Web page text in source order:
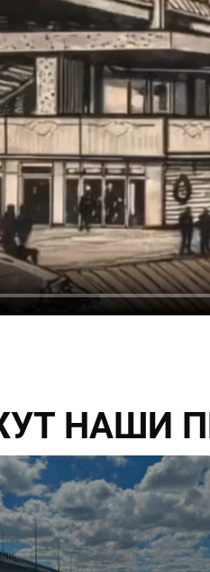
НАШИ